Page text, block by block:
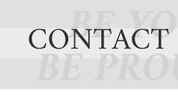
CONTACT